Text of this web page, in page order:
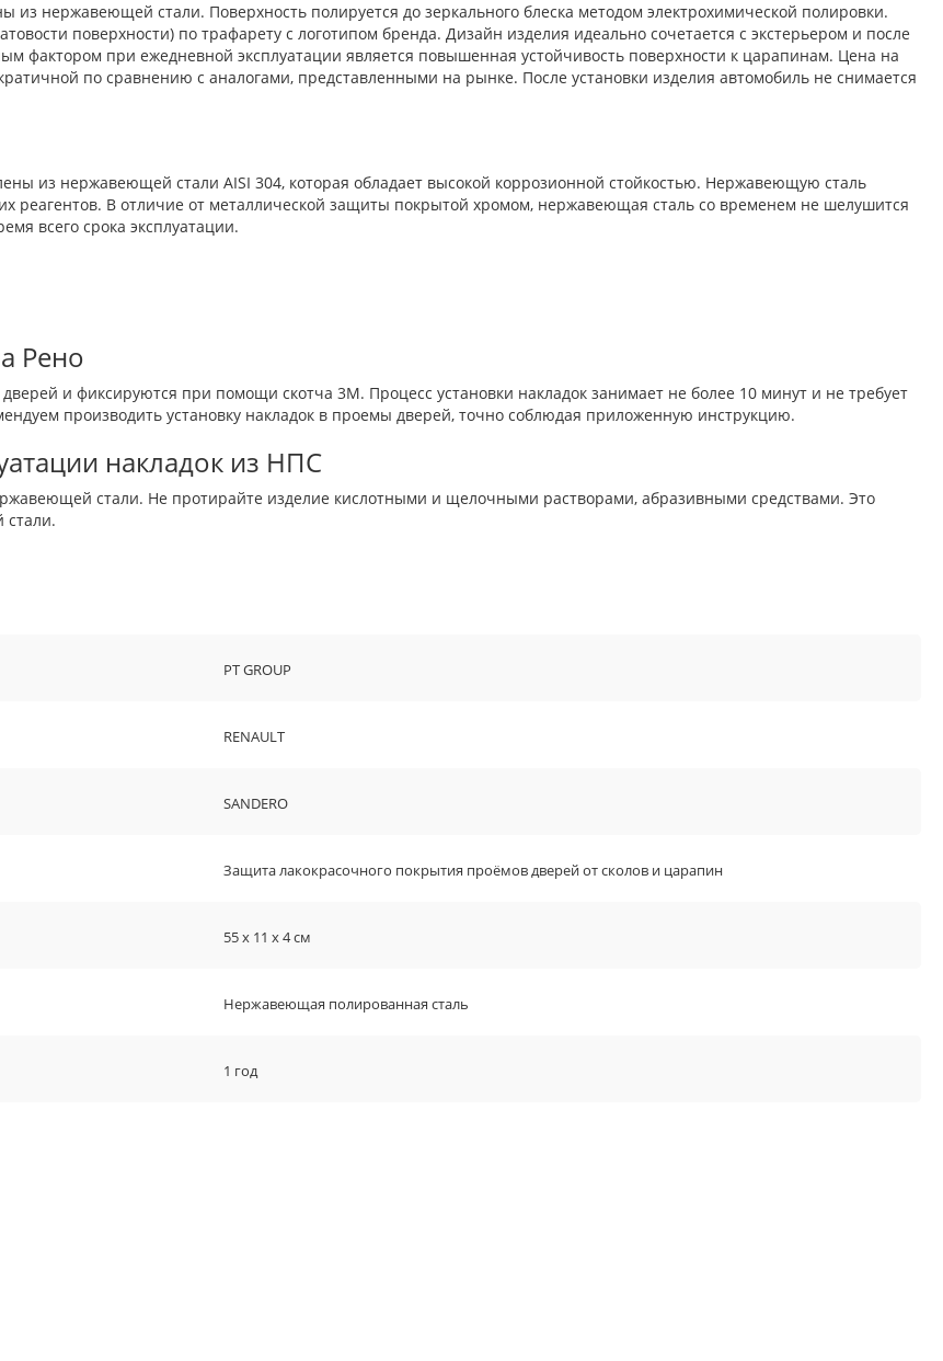
из нержавеющей стали. Поверхность полируется до зеркального блеска методом электрохимической полировки.
поверхности) по трафарету c логотипом бренда. Дизайн изделия идеально сочетается с экстерьером и после
фактором при ежедневной эксплуатации является повышенная устойчивость поверхности к царапинам. Цена на
по сравнению с аналогами, представленными на рынке. После установки изделия автомобиль не снимается
из нержавеющей стали AISI 304, которая обладает высокой коррозионной стойкостью. Нержавеющую сталь
реагентов. В отличие от металлической защиты покрытой хромом, нержавеющая сталь со временем не шелушится
всего срока эксплуатации.
Рено
и фиксируются при помощи скотча 3М. Процесс установки накладок занимает не более 10 минут и не требует
производить установку накладок в проемы дверей, точно соблюдая приложенную инструкцию.
накладок из НПС
стали. Не протирайте изделие кислотными и щелочными растворами, абразивными средствами. Это
стали.
PT GROUP
RENAULT
SANDERO
Защита лакокрасочного покрытия проёмов дверей от сколов и царапин
55 х 11 х 4 см
Нержавеющая полированная сталь
1 год